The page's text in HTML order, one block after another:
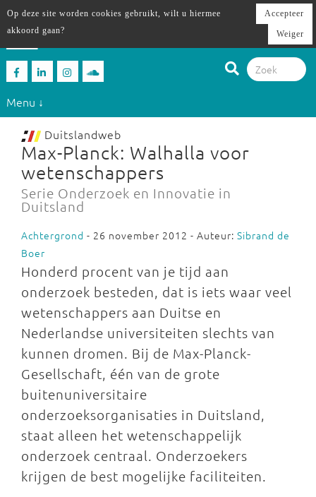
Menu ↓
Duitslandweb
Max-Planck: Walhalla voor
wetenschappers
Serie Onderzoek en Innovatie in
Duitsland
Achtergrond - 26 november 2012 - Auteur: Sibrand de
Boer
Honderd procent van je tijd aan
onderzoek besteden, dat is iets waar veel
wetenschappers aan Duitse en
Nederlandse universiteiten slechts van
kunnen dromen. Bij de Max-Planck-
Gesellschaft, één van de grote
buitenuniversitaire
onderzoeksorganisaties in Duitsland,
staat alleen het wetenschappelijk
onderzoek centraal. Onderzoekers
krijgen de best mogelijke faciliteiten.
Op deze site worden cookies gebruikt, wilt u hiermee
akkoord gaan?
Accepteer
Weiger